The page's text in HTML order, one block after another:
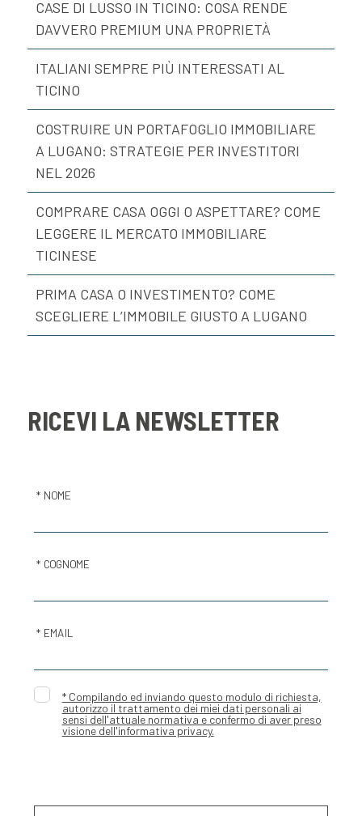
CASE DI LUSSO IN TICINO: COSA RENDE
DAVVERO PREMIUM UNA PROPRIETÀ
ITALIANI SEMPRE PIÙ INTERESSATI AL
TICINO
COSTRUIRE UN PORTAFOGLIO IMMOBILIARE
A LUGANO: STRATEGIE PER INVESTITORI
NEL 2026
COMPRARE CASA OGGI O ASPETTARE? COME
LEGGERE IL MERCATO IMMOBILIARE
TICINESE
PRIMA CASA O INVESTIMENTO? COME
SCEGLIERE L’IMMOBILE GIUSTO A LUGANO
RICEVI LA NEWSLETTER
* NOME
* COGNOME
* EMAIL
* Compilando ed inviando questo modulo di richiesta,
autorizzo il trattamento dei miei dati personali ai
sensi dell'attuale normativa e confermo di aver preso
visione dell'informativa privacy.